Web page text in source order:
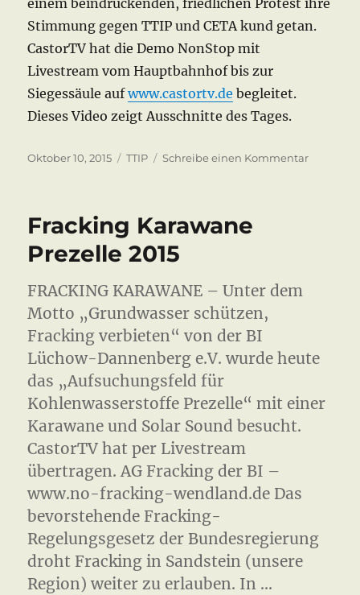
einem beindruckenden, friedlichen Protest ihre
Stimmung gegen TTIP und CETA kund getan.
CastorTV hat die Demo NonStop mit
Livestream vom Hauptbahnhof bis zur
Siegessäule aufwww.castortv.de begleitet.
Dieses Video zeigt Ausschnitte des Tages.
Veröffentlicht
Oktober 10, 2015 Kategorien
TTIP Schreibe einen Kommentarzu
Fracking Karawane
Prezelle 2015
FRACKING KARAWANE – Unter dem
Motto „Grundwasser schützen,
Fracking verbieten“ von der BI
Lüchow-Dannenberg e.V. wurde heute
das „Aufsuchungsfeld für
Kohlenwasserstoffe Prezelle“ mit einer
Karawane und Solar Sound besucht.
CastorTV hat per Livestream
übertragen. AG Fracking der BI –
www.no-fracking-wendland.de Das
bevorstehende Fracking-
Regelungsgesetz der Bundesregierung
droht Fracking in Sandstein (unsere
Region) weiter zu erlauben. In …